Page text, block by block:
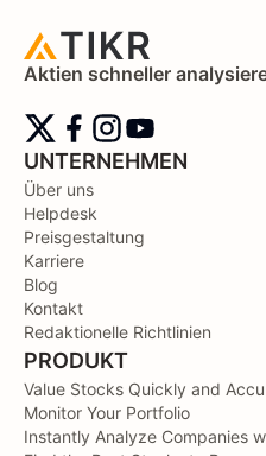
Aktien schneller
UNTERNEHMEN
Über uns
Helpdesk
Preisgestaltung
Karriere
Blog
Kontakt
Redaktionelle Richtlinien
PRODUKT
Value Stocks Quickly and
Monitor Your Portfolio
Instantly Analyze Companies